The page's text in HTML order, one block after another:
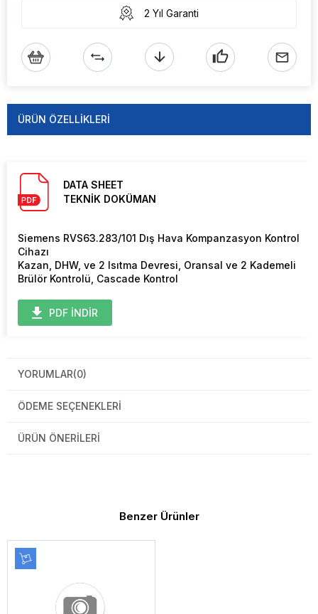
2 Yıl Garanti
ÜRÜN ÖZELLIKLERI
DATA SHEET
TEKNİK DOKÜMAN
Siemens RVS63.283/101 Dış Hava Kompanzasyon Kontrol
Cihazı
Kazan, DHW, ve 2 Isıtma Devresi, Oransal ve 2 Kademeli
Brülör Kontrolü, Cascade Kontrol
PDF İNDİR
YORUMLAR(0)
ÖDEME SEÇENEKLERI
ÜRÜN ÖNERILERI
Benzer Ürünler